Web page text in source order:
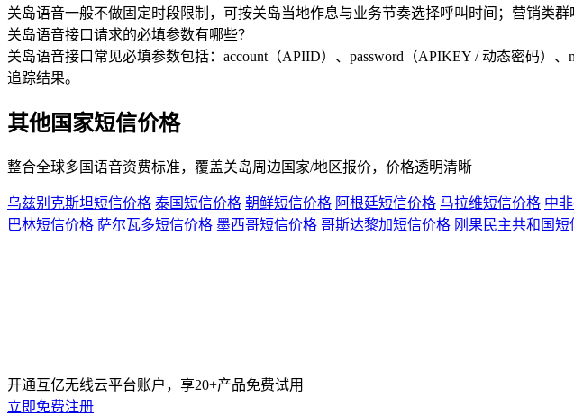
关岛语音一般不做固定时段限制，可按关岛当地作息与业务节奏选择呼叫时间；营销类
关岛语音接口请求的必填参数有哪些？
关岛语音接口常见必填参数包括：account（APIID）、password（APIKEY / 动态密码）
追踪结果。
其他国家短信价格
整合全球多国语音资费标准，覆盖关岛周边国家/地区报价，价格透明清晰
乌兹别克斯坦短信价格 泰国短信价格 朝鲜短信价格 阿根廷短信价格 马拉维短信价格 中
巴林短信价格 萨尔瓦多短信价格 墨西哥短信价格 哥斯达黎加短信价格 刚果民主共和国短
开通互亿无线云平台账户，享20+产品免费试用
立即免费注册